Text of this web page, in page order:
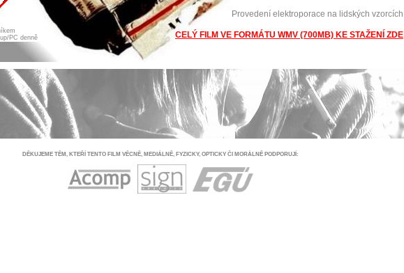
Provedení elektroporace na lidských vzorcích
CELÝ FILM VE FORMÁTU WMV (700MB) KE STAŽENÍ ZDE
PC denně
DĚKUJEME TĚM, KTEŘÍ TENTO FILM VĚCNĚ, MEDIÁLNĚ, FYZICKY, OPTICKY ČI MORÁLNĚ PODPORUJÍ: